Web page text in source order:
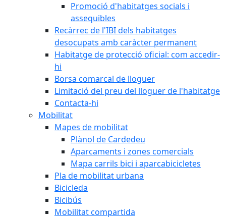
Promoció d'habitatges socials i
assequibles
Recàrrec de l'IBI dels habitatges
desocupats amb caràcter permanent
Habitatge de protecció oficial: com accedir-
hi
Borsa comarcal de lloguer
Limitació del preu del lloguer de l'habitatge
Contacta-hi
Mobilitat
Mapes de mobilitat
Plànol de Cardedeu
Aparcaments i zones comercials
Mapa carrils bici i aparcabicicletes
Pla de mobilitat urbana
Bicicleda
Bicibús
Mobilitat compartida